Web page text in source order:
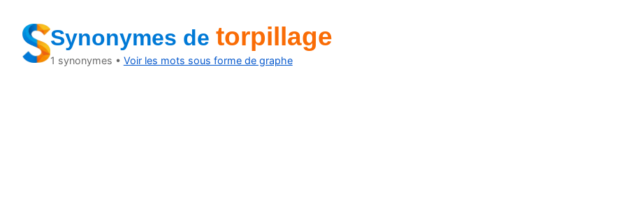
Synonymes de torpillage
1 synonymes • Voir les mots sous forme de graphe